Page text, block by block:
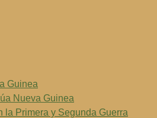
Guinea
Nueva Guinea
la Primera y Segunda Guerra